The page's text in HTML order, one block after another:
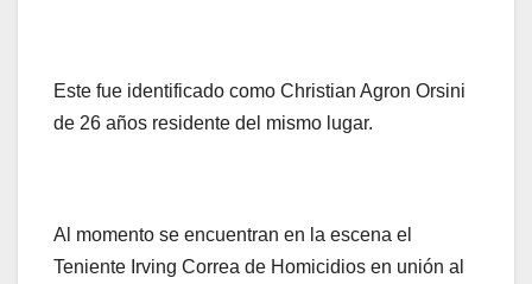
Este fue identificado como Christian Agron Orsini
de 26 años residente del mismo lugar.
Al momento se encuentran en la escena el
Teniente Irving Correa de Homicidios en unión al